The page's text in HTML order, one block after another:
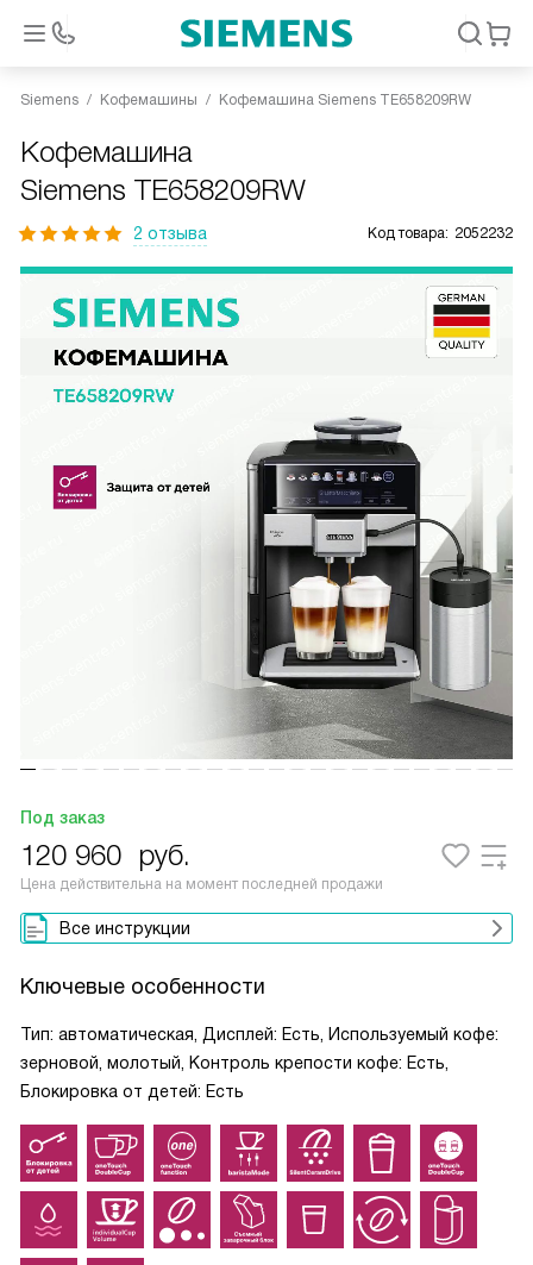
Siemens Кофемашины Кофемашина Siemens TE658209RW
Кофемашина
Siemens TE658209RW
2 отзыва Код товара: 2052232
Под заказ
120 960 руб.
Цена действительна на момент последней продажи
Все инструкции
Ключевые особенности
Тип: автоматическая, Дисплей: Есть, Используемый кофе:
зерновой, молотый, Контроль крепости кофе: Есть,
Блокировка от детей: Есть